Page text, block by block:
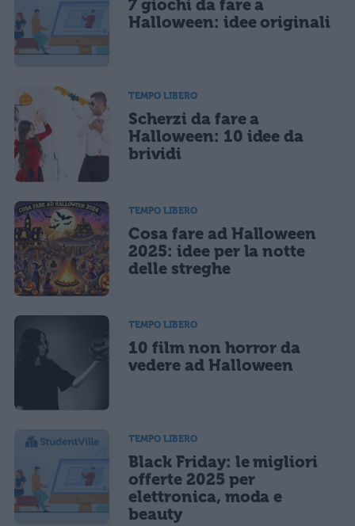
Ho letto e acconsento l'informativasulla privacy
Acconsento all'uso dei miei dati da parte di terzi per finalità di
marketing diretto con modalità automatizzate o tradizionali
CONFERMA E PUBBLICA
7 giochi da fare a
Halloween: idee originali
TEMPO LIBERO
Scherzi da fare a
Halloween: 10 idee da
brividi
TEMPO LIBERO
Cosa fare ad Halloween
2025: idee per la notte
delle streghe
TEMPO LIBERO
10 film non horror da
vedere ad Halloween
TEMPO LIBERO
Black Friday: le migliori
offerte 2025 per
elettronica, moda e
beauty